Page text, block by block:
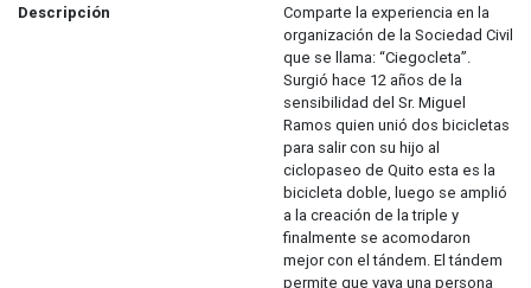
Descripción
Comparte la experiencia en la
organización de la Sociedad Civil
que se llama: “Ciegocleta”.
Surgió hace 12 años de la
sensibilidad del Sr. Miguel
Ramos quien unió dos bicicletas
para salir con su hijo al
ciclopaseo de Quito esta es la
bicicleta doble, luego se amplió
a la creación de la triple y
finalmente se acomodaron
mejor con el tándem. El tándem
permite que vaya una persona